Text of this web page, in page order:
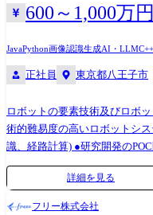
画・設計を推進 ・ベンダーや
ベルでの交渉・進捗同期 ※専
社が定める業務への配置転換を命じる場
Python、Java、TypeScript、
TensorFlow、PyTorch、
Android Studio等
600～1,000万円
JavaPython画像認識生成AI・LLMC++
正社員 東京都八王子市
ロボットの要素技術及びロボッ
術的難易度の高いロボットシ
識、経路計算) ●研究開発の
アーキテクチャ設計
詳細を見る
フリー株式会社